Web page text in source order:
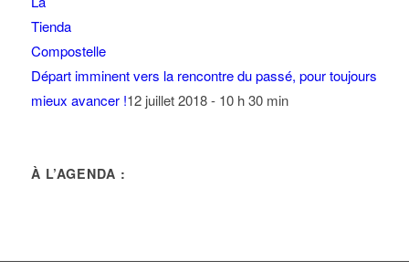
Départ imminent vers la rencontre du passé, pour toujours
mieux avancer !12 juillet 2018 - 10 h 30 min
À L’AGENDA :